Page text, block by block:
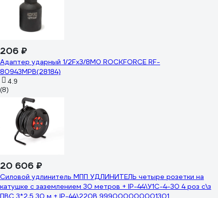
206 ₽
Адаптер ударный 1/2Fх3/8M0 ROCKFORCE RF-
80943MPB(28184)
4.9
(8)
20 606 ₽
Силовой удлинитель МПП УДЛИНИТЕЛЬ четыре розетки на
катушке с заземлением 30 метров + IP-44\У1С-4-30 4 роз с\з
ПВС 3*2,5 30 м + IP-44\220В 999000000001301